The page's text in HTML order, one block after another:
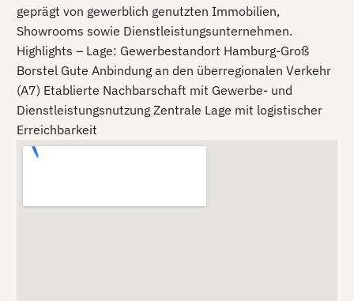
geprägt von gewerblich genutzten Immobilien,
Showrooms sowie Dienstleistungsunternehmen.
Highlights – Lage: Gewerbestandort Hamburg-Groß
Borstel Gute Anbindung an den überregionalen Verkehr
(A7) Etablierte Nachbarschaft mit Gewerbe- und
Dienstleistungsnutzung Zentrale Lage mit logistischer
Erreichbarkeit